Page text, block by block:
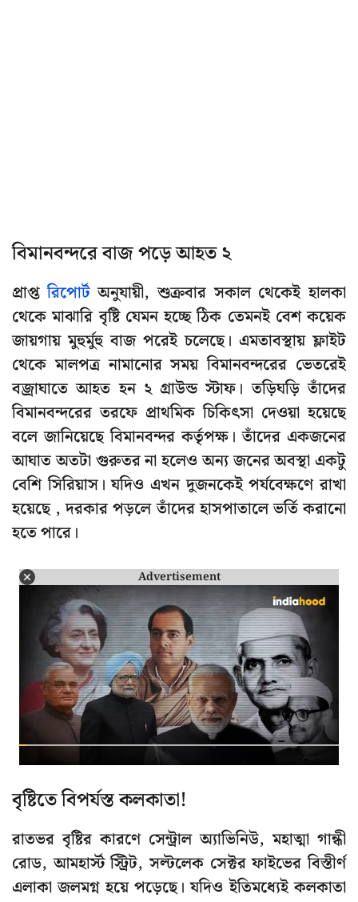
বিমানবন্দরে বাজ পড়ে আহত ২
প্রাপ্তরিপোর্টঅনুযায়ী, শুক্রবার সকাল থেকেই হালকা
থেকে মাঝারি বৃষ্টি যেমন হচ্ছে ঠিক তেমনই বেশ কয়েক
জায়গায় মুহুর্মুহু বাজ পরেই চলেছে। এমতাবস্থায় ফ্লাইট
থেকে মালপত্র নামানোর সময় বিমানবন্দরের ভেতরেই
বজ্রাঘাতে আহত হন ২ গ্রাউন্ড স্টাফ। তড়িঘড়ি তাঁদের
বিমানবন্দরের তরফে প্রাথমিক চিকিৎসা দেওয়া হয়েছে
বলে জানিয়েছে বিমানবন্দর কর্তৃপক্ষ। তাঁদের একজনের
আঘাত অতটা গুরুতর না হলেও অন্য জনের অবস্থা একটু
বেশি সিরিয়াস। যদিও এখন দুজনকেই পর্যবেক্ষণে রাখা
হয়েছে , দরকার পড়লে তাঁদের হাসপাতালে ভর্তি করানো
হতে পারে।
Advertisement
বৃষ্টিতে বিপর্যস্ত কলকাতা!
রাতভর বৃষ্টির কারণে সেন্ট্রাল অ্যাভিনিউ, মহাত্মা গান্ধী
রোড, আমহার্স্ট স্ট্রিট, সল্টলেক সেক্টর ফাইভের বিস্তীর্ণ
এলাকা জলমগ্ন হয়ে পড়েছে। যদিও ইতিমধ্যেই কলকাতা